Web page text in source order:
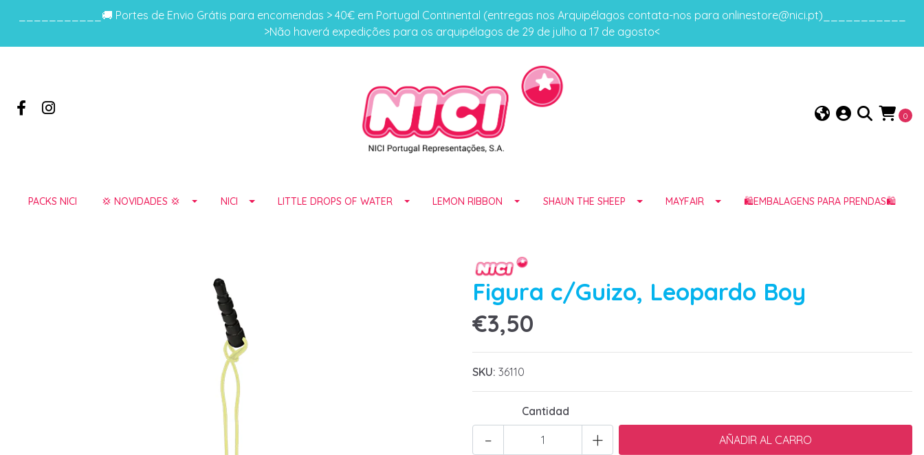
___________🚚 Portes de Envio Grátis para encomendas > 40€ em Portugal Continental (entregas nos Arquipélagos contata-nos para onlinestore@nici.pt)___________
>Não haverá expedições para os arquipélagos de 29 de julho a 17 de agosto<
0
PACKS NICI 💢 NOVIDADES 💢 NICI LITTLE DROPS OF WATER LEMON RIBBON SHAUN THE SHEEP MAYFAIR 🛍️EMBALAGENS PARA PRENDAS🛍️
Figura c/Guizo, Leopardo Boy
€3,50
SKU: 36110
Cantidad
+
-